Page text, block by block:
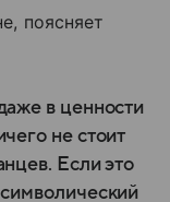
поясняет
в ценности
не стоит
Если это